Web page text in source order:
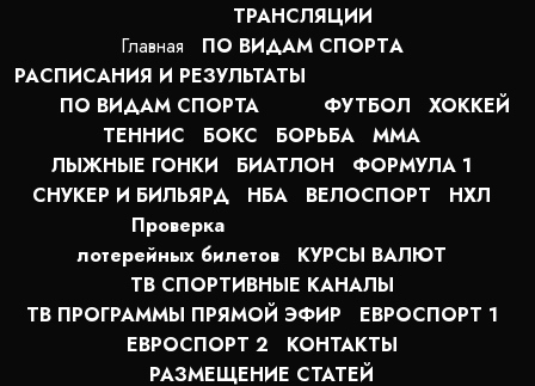
Главная
ТРАНСЛЯЦИИ
ПО ВИДАМ СПОРТA
РАСПИСАНИЯ И РЕЗУЛЬТАТЫ
ПО ВИДАМ СПОРТА
ФУТБОЛ
ХОККЕЙ
ТЕННИС
БОКС БОРЬБА
MMA
ЛЫЖНЫЕ ГОНКИ
БИАТЛОН
ФОРМУЛА 1
СНУКЕР И БИЛЬЯРД
НБА ВЕЛОСПОРТ
НХЛ
Проверка
лотерейных билетов
КУРСЫ ВАЛЮТ
ТВ СПОРТИВНЫЕ КАНАЛЫ
ТВ ПРОГРАММЫ ПРЯМОЙ ЭФИР
ЕВРОСПОРТ 1
ЕВРОСПОРТ 2
КОНТАКТЫ
РАЗМЕЩЕНИЕ СТАТЕЙ